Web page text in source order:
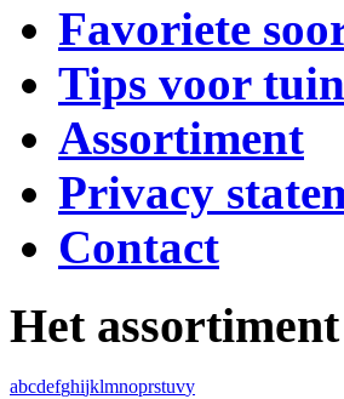
Favoriete
Tips voor
Assortiment
Privacy
Contact
Het assortiment
abcdefghijklmnoprstuvy